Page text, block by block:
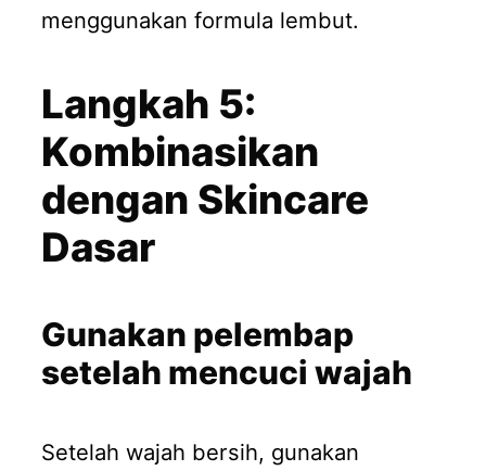
menggunakan formula lembut.
Langkah 5:
Kombinasikan
dengan Skincare
Dasar
Gunakan pelembap
setelah mencuci wajah
Setelah wajah bersih, gunakan